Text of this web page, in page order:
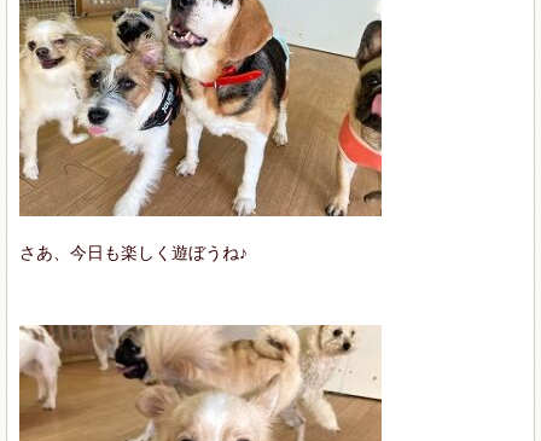
さあ、今日も楽しく遊ぼうね♪